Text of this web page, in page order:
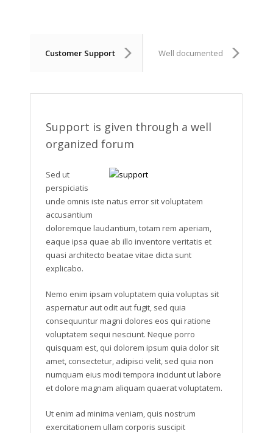
Customer Support Well documented
Support is given through a well
organized forum
Sed ut
perspiciatis
unde omnis iste natus error sit voluptatem
accusantium
doloremque laudantium, totam rem aperiam,
eaque ipsa quae ab illo inventore veritatis et
quasi architecto beatae vitae dicta sunt
explicabo.
Nemo enim ipsam voluptatem quia voluptas sit
aspernatur aut odit aut fugit, sed quia
consequuntur magni dolores eos qui ratione
voluptatem sequi nesciunt. Neque porro
quisquam est, qui dolorem ipsum quia dolor sit
amet, consectetur, adipisci velit, sed quia non
numquam eius modi tempora incidunt ut labore
et dolore magnam aliquam quaerat voluptatem.
Ut enim ad minima veniam, quis nostrum
exercitationem ullam corporis suscipit